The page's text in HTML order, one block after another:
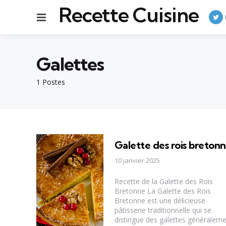
Menu
Recette Cuisine
1 Postes
Galettes
Galette des rois
10 janvier 2025
Recette de la Galette des Rois
Bretonne La Galette des Rois
Bretonne est une délicieuse
pâtisserie traditionnelle qui se
distingue des galettes